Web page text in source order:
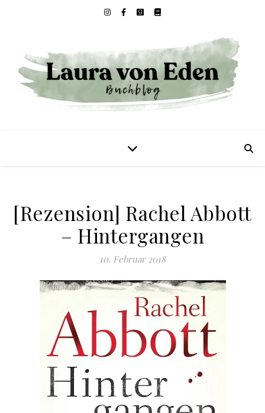
[Rezension] Rachel Abbott
– Hintergangen
10. Februar 2018